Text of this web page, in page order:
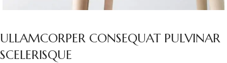
ULLAMCORPER CONSEQUAT PULVINAR
SCELERISQUE